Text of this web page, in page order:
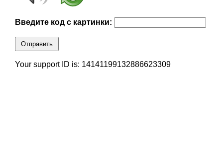
Введите код с картинки:
Отправить
Your support ID is: 14141199132886623309